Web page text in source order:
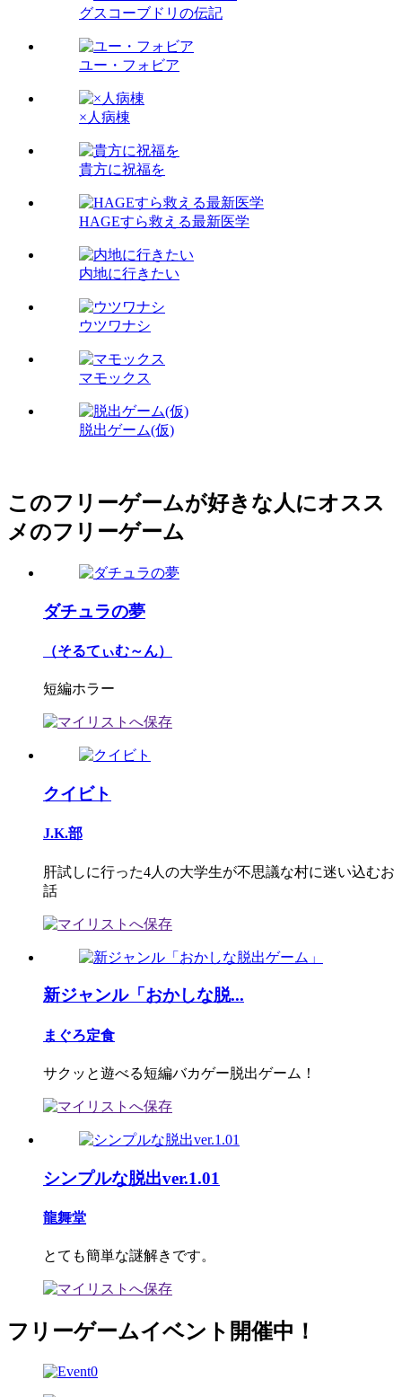
グスコーブドリの伝記
ユー・フォビア
×人病棟
貴方に祝福を
HAGEすら救える最新医学
内地に行きたい
ウツワナシ
マモックス
脱出ゲーム(仮)
このフリーゲームが好きな人にオスス
メのフリーゲーム
ダチュラの夢
（そるてぃむ～ん）
短編ホラー
クイビト
J.K.部
肝試しに行った4人の大学生が不思議な村に迷い込むお
話
新ジャンル「おかしな脱...
まぐろ定食
サクッと遊べる短編バカゲー脱出ゲーム！
シンプルな脱出ver.1.01
龍舞堂
とても簡単な謎解きです。
フリーゲームイベント開催中！